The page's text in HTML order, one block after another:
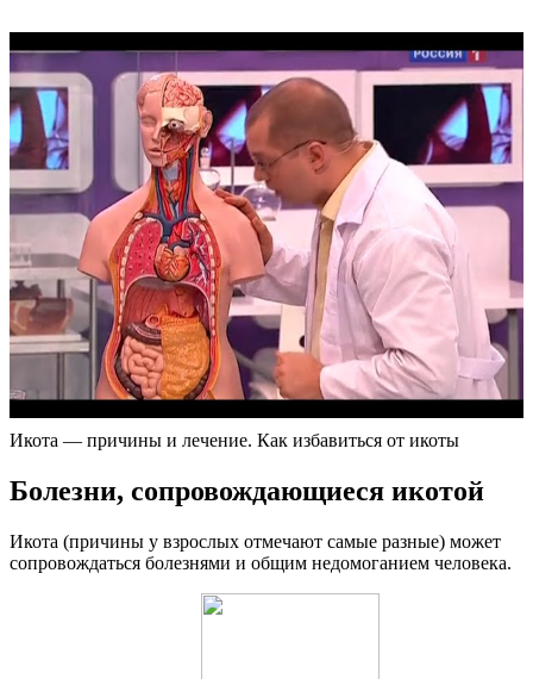
Икота — причины и лечение. Как избавиться от икоты
Болезни, сопровождающиеся икотой
Икота (причины у взрослых отмечают самые разные) может
сопровождаться болезнями и общим недомоганием человека.